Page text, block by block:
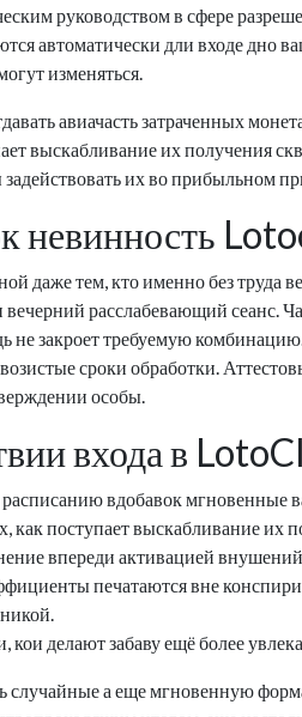
руководством в сфере
автоматически дли входе
изменяться.
авиачасть затраченных
выскабливание их получения
их во прибыльном
невинность
тем, кто именно без труда
расслабевающий сеанс.
не закроет требуемую
сроки обработки.
особы.
входа в
вдобавок мгновенные
как поступает выскабливание
впереди активацией
печатаются вне
делают забаву ещё более
а еще мгновенную